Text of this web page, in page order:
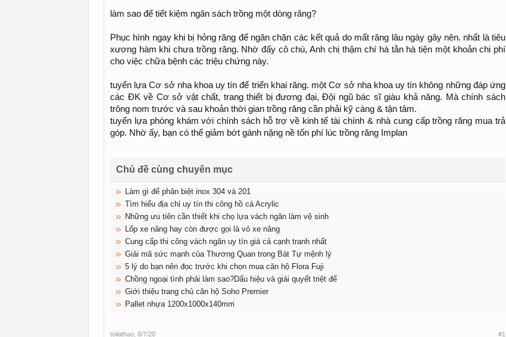
làm sao để tiết kiệm ngân sách trồng một dòng răng?
Phục hình ngay khi bị hỏng răng để ngăn chặn các kết quả do mất răng lâu ngày gây nên. nhất là tiêu
xương hàm khi chưa trồng răng. Nhờ đấy cô chú, Anh chị thậm chí hà tằn hà tiện một khoản chi phí
cho việc chữa bệnh các triệu chứng này.
tuyển lựa Cơ sở nha khoa uy tín để triển khai răng. một Cơ sở nha khoa uy tín không những đáp ứng
các ĐK về Cơ sở vật chất, trang thiết bị đương đại, Đội ngũ bác sĩ giàu khả năng. Mà chính sách
trông nom trước và sau khoản thời gian trồng răng cần phải kỹ càng & tận tâm.
tuyển lựa phòng khám với chính sách hỗ trợ về kinh tế tài chính & nhà cung cấp trồng răng mua trả
góp. Nhờ ấy, bạn có thể giảm bớt gánh nặng nề tổn phí lúc trồng răng Implan
Chủ đề cùng chuyên mục
Làm gì để phân biệt inox 304 và 201
Tìm hiểu địa chỉ uy tín thi công hồ cá Acrylic
Những ưu tiên cần thiết khi chọ lựa vách ngăn làm vệ sinh
Lốp xe nâng hay còn được gọi là vỏ xe nâng
Cung cấp thi công vách ngăn uy tín giá cả cạnh tranh nhất
Giải mã sức mạnh của Thương Quan trong Bát Tự mệnh lý
5 lý do bạn nên đọc trước khi chọn mua căn hộ Flora Fuji
Chồng ngoại tình phải làm sao?Dấu hiệu và giải quyết triệt để
Giới thiệu trang chủ căn hộ Soho Premier
Pallet nhựa 1200x1000x140mm
toilathao 8/7/20 #1